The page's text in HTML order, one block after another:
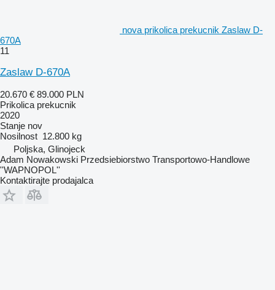
nova prikolica prekucnik Zaslaw D-
670A
11
Zaslaw D-670A
20.670 € 89.000 PLN
Prikolica prekucnik
2020
Stanje nov
Nosilnost 12.800 kg
Poljska, Glinojeck
Adam Nowakowski Przedsiebiorstwo Transportowo-Handlowe
''WAPNOPOL''
Kontaktirajte prodajalca